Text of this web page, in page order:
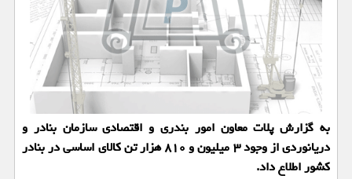
به گزارش پلات معاون امور بندری و اقتصادی سازمان بنادر و
دریانوردی از وجود ۳ میلیون و ۸۱۰ هزار تن کالای اساسی در بنادر
کشور اطلاع داد.